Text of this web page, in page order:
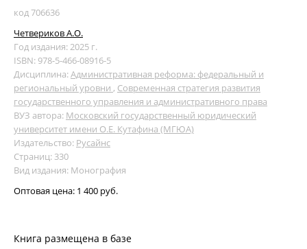
код 706636
Четвериков А.О.
Год издания: 2025 г.
ISBN: 978-5-466-08916-5
Дисциплина:Административная реформа: федеральный и
региональный уровни , Современная стратегия развития
государственного управления и административного права
ВУЗ автора: Московский государственный юридический
университет имени О.Е. Кутафина (МГЮА)
Издательство: Русайнс
Страниц: 330
Вид издания: Монография
Оптовая цена: 1 400 руб.
Книга размещена в базе